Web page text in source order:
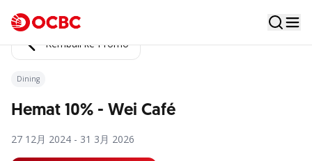
Kembali ke Promo
Dining
Hemat 10% - Wei Café
27 12月 2024 - 31 3月 2026